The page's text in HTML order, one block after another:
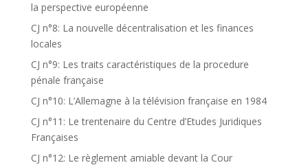
la perspective européenne
CJ n°8: La nouvelle décentralisation et les finances
locales
CJ n°9: Les traits caractéristiques de la procedure
pénale française
CJ n°10: L’Allemagne à la télévision française en 1984
CJ n°11: Le trentenaire du Centre d’Etudes Juridiques
Françaises
CJ n°12: Le règlement amiable devant la Cour